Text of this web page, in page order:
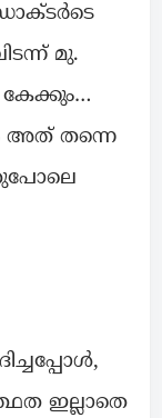
മു.
കേക്കും…
തന്നെ
ഇല്ലാതെ